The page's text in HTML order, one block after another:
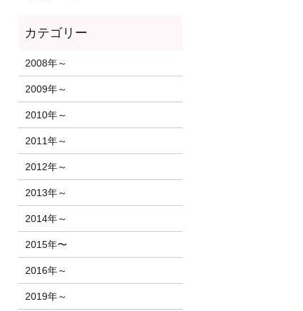
2008年～
2009年～
2010年～
2011年～
2012年～
2013年～
2014年～
2015年〜
2016年～
2019年～